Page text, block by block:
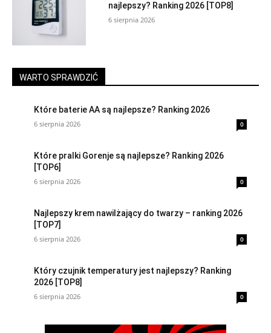
najlepszy? Ranking 2026 [TOP8]
6 sierpnia 2026
WARTO SPRAWDZIĆ
Które baterie AA są najlepsze? Ranking 2026
6 sierpnia 2026 0
Które pralki Gorenje są najlepsze? Ranking 2026
[TOP6]
6 sierpnia 2026 0
Najlepszy krem nawilżający do twarzy – ranking 2026
[TOP7]
6 sierpnia 2026 0
Który czujnik temperatury jest najlepszy? Ranking
2026 [TOP8]
6 sierpnia 2026 0